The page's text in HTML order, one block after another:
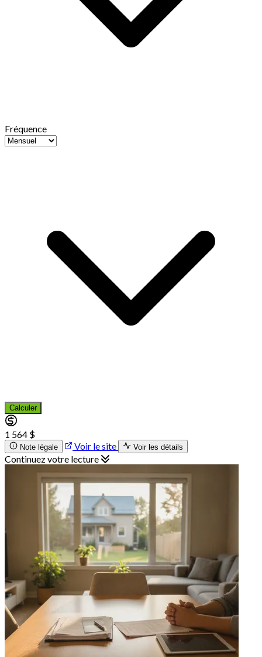
Fréquence
Calculer
1 564 $
Note légale Voir le site Voir les détails
Continuez votre lecture